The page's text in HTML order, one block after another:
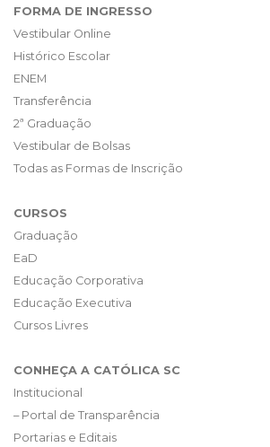
FORMA DE INGRESSO
Vestibular Online
Histórico Escolar
ENEM
Transferência
2ª Graduação
Vestibular de Bolsas
Todas as Formas de Inscrição
CURSOS
Graduação
EaD
Educação Corporativa
Educação Executiva
Cursos Livres
CONHEÇA A CATÓLICA SC
Institucional
– Portal de Transparência
Portarias e Editais